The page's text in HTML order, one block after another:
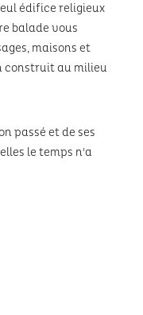
édifice religieux
balade vous
maisons et
construit au milieu
passé et de ses
le temps n'a